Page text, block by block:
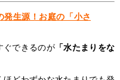
発生源！お庭の「小さ
ぐできるのが「水たまりをな